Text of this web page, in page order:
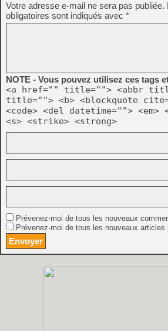
Votre adresse e-mail ne sera pas publiée.
obligatoires sont indiqués avec *
NOTE - Vous pouvez utilisez ces tags
<a href="" title=""> <abbr
title=""> <b> <blockquote
<code> <del datetime="">
<s> <strike> <strong>
Prévenez-moi de tous les nouveaux
Prévenez-moi de tous les nouveaux articles